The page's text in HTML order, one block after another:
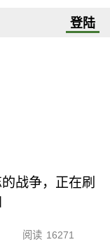
登陆
战争，正在刷
阅读 16271